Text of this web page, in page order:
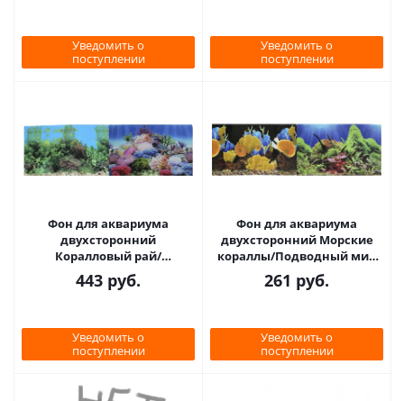
Уведомить о
поступлении
Уведомить о
поступлении
Фон для аквариума
двухсторонний
Коралловый рай/
Подводный пейзаж
50х100см (9099/9031)
443 руб.
Уведомить о
поступлении
Фон для аквариума
двухсторонний Морские
кораллы/Подводный мир
30х60см (9096-1/9097)
261 руб.
Уведомить о
поступлении